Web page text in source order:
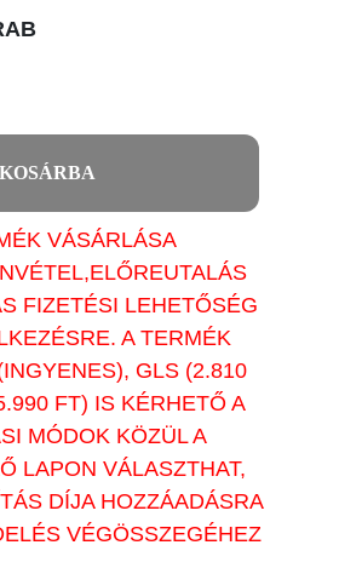
KOSÁRBA
VÁSÁRLÁSA
FIZETÉSI LEHETŐSÉG
A TERMÉK
GLS (2.810
FT) IS KÉRHETŐ A
MÓDOK KÖZÜL A
LAPON VÁLASZTHAT,
DÍJA HOZZÁADÁSRA
VÉGÖSSZEGÉHEZ